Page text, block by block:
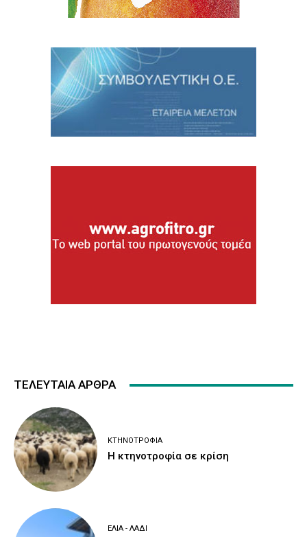
ΤΕΛΕΥΤΑΙΑ ΑΡΘΡΑ
ΚΤΗΝΟΤΡΟΦΊΑ
Η κτηνοτροφία σε κρίση
ΕΛΙΆ - ΛΆΔΙ